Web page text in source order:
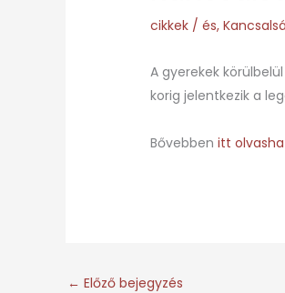
cikkek /és,
A gyerekek
korig jelentkezik a
Bővebbenitt
← Előző bejegyzés